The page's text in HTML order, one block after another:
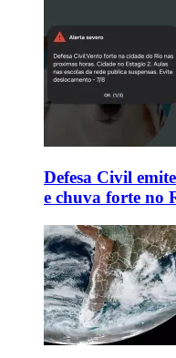
Defesa Civil
e chuva forte no